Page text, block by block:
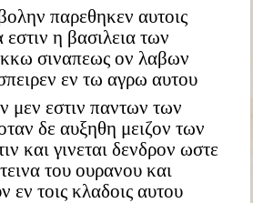
παρεθηκεν αυτοις
η βασιλεια των
σιναπεως ον λαβων
εν τω αγρω αυτου
μεν εστιν παντων των
δε αυξηθη μειζον των
και γινεται δενδρον ωστε
του ουρανου και
εν τοις κλαδοις αυτου